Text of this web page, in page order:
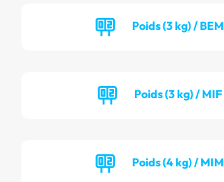
Poids (3 kg) / BEM
Poids (3 kg) / MIF
Poids (4 kg) / MIM